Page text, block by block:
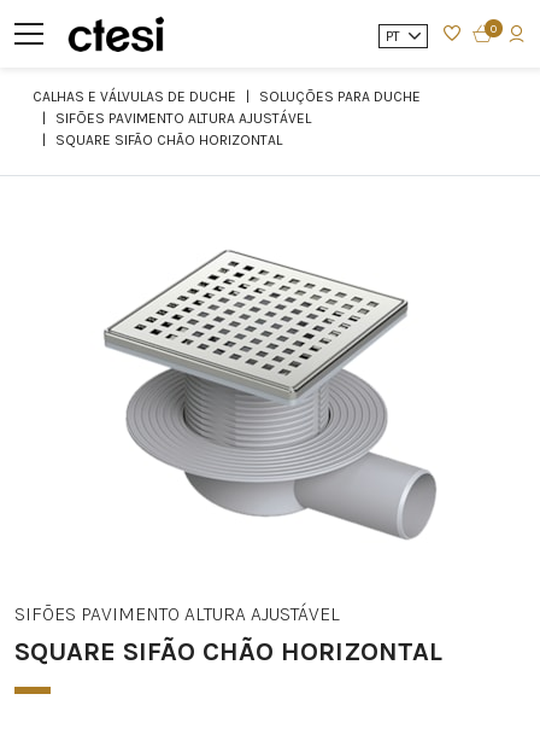
PT 0
CALHAS E VÁLVULAS DE DUCHE
SOLUÇÕES PARA DUCHE
SIFÕES PAVIMENTO ALTURA AJUSTÁVEL
SQUARE SIFÃO CHÃO HORIZONTAL
SIFÕES PAVIMENTO ALTURA AJUSTÁVEL
SQUARE SIFÃO CHÃO HORIZONTAL